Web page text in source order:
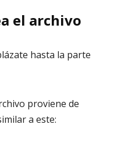
el archivo
hasta la parte
proviene de
a este: